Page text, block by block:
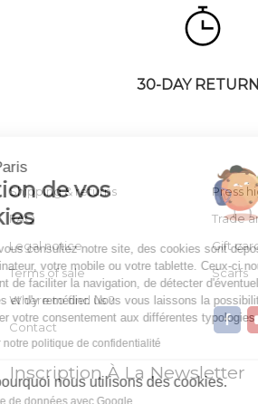
30-DAY
Shipping & returns
FAQ
Legal notice
Terms of sale
Where to find us ?
Contact
Press
Trade
Gift
Scarfs
Inscription À La Newsletter
AV08 Paris
Gestion de vos
cookies
Lorsque vous consultez notre site, des
votre ordinateur, votre mobile ou votre
permettent de faciliter la navigation, de
problèmes et d'y remédier. Nous vous
paramétrer votre consentement aux
Consulter notre politique de confidentialité
Voici pourquoi nous utilisons des
Partage de données avec Google